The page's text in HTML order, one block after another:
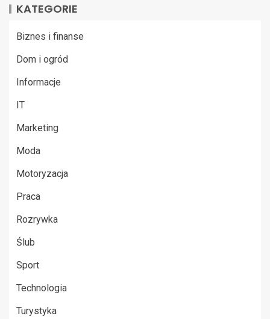
KATEGORIE
Biznes i finanse
Dom i ogród
Informacje
IT
Marketing
Moda
Motoryzacja
Praca
Rozrywka
Ślub
Sport
Technologia
Turystyka